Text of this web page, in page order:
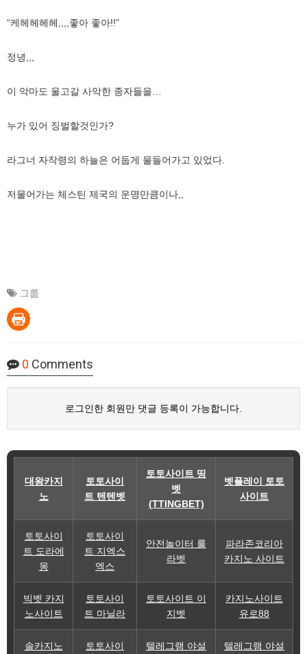
“케헤헤헤헤,,,,좋아 좋아!!”
정녕,,,
이 악마도 울고갈 사악한 종자들을…
누가 있어 징벌할것인가?
라그너 자작령의 하늘은 어둡게 물들어가고 있었다.
저물어가는 체스틴 제국의 운명만큼이나,,
그룹
0 Comments
로그인한 회원만 댓글 등록이 가능합니다.
대왕카지
노
토토사이
트 텐텐벳
토토사이트 띵
벳
(TTINGBET)
벳플레이 토토
사이트
토토사이
트 도라에
몽
토토사이
트 지엑스
엑스
안전놀이터 룰
라벳
파라존코리아
카지노 사이트
빅벳 카지
노사이트
토토사이
트 마닐라
토토사이트 이
지벳
카지노사이트
유로88
솔카지노
토토사이
텔레그램 야설
텔레그램 야설